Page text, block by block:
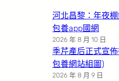
河北昌黎：年夜
包養app國網
2026 年 8 月 10 日
季芹產后正式宣
包養網站組圖)
2026 年 8 月 9 日